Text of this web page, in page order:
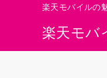
楽天モバ
楽天モバイルの